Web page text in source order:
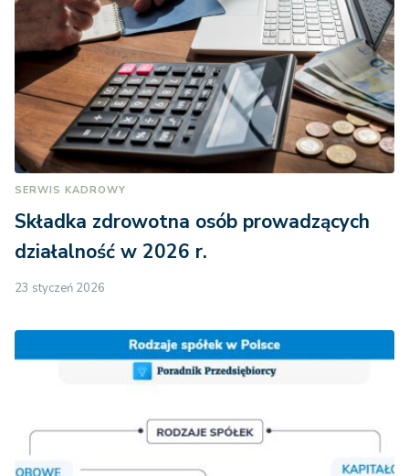
SERWIS KADROWY
Składka zdrowotna osób prowadzących
działalność w 2026 r.
23 styczeń 2026